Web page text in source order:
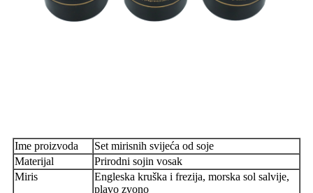
Ime proizvoda
Set mirisnih svijeća od soje
Materijal
Prirodni sojin vosak
Miris
Engleska kruška i frezija, morska sol salvije,
plavo zvono